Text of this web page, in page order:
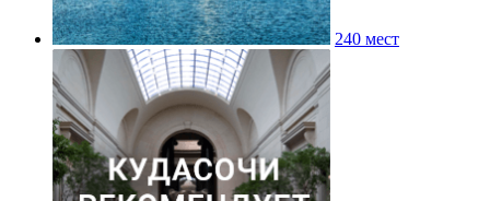
240 мест